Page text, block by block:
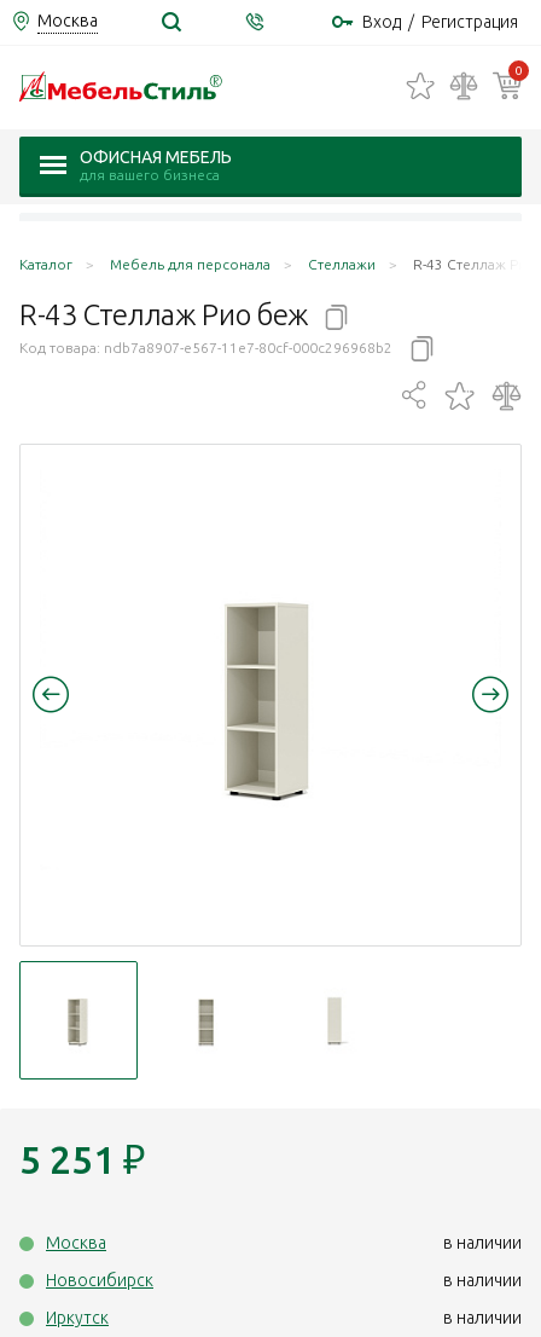
Москва Вход / Регистрация
0
ОФИСНАЯ МЕБЕЛЬ
для вашего бизнеса
Каталог Мебель для персонала Стеллажи R-43 Стеллаж
R-43 Стеллаж Рио беж
Код товара: ndb7a8907-e567-11e7-80cf-000c296968b2
5 251 ₽
Москва
в наличии
Новосибирск
в наличии
Иркутск
в наличии